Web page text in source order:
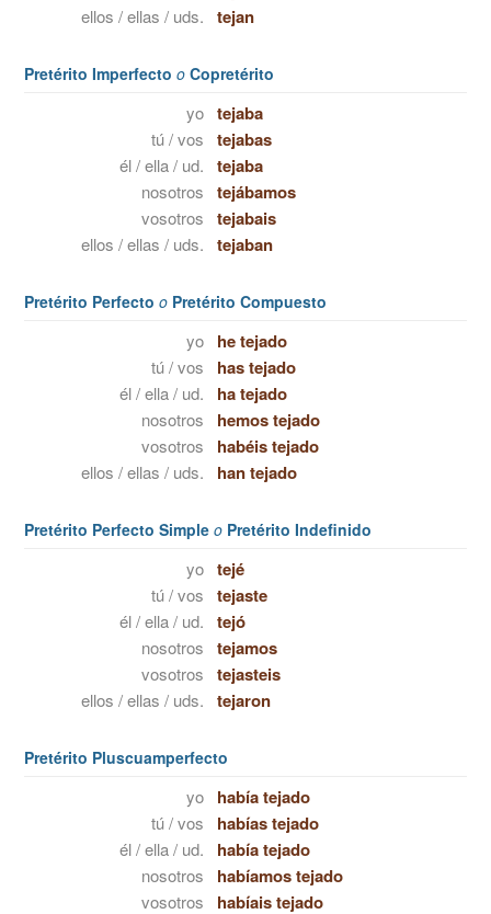
ellos / ellas / uds. tejan
Pretérito Imperfecto o Copretérito
yo tejaba
tú / vos tejabas
él / ella / ud. tejaba
nosotros tejábamos
vosotros tejabais
ellos / ellas / uds. tejaban
Pretérito Perfecto o Pretérito Compuesto
yo he tejado
tú / vos has tejado
él / ella / ud. ha tejado
nosotros hemos tejado
vosotros habéis tejado
ellos / ellas / uds. han tejado
Pretérito Perfecto Simple o Pretérito Indefinido
yo tejé
tú / vos tejaste
él / ella / ud. tejó
nosotros tejamos
vosotros tejasteis
ellos / ellas / uds. tejaron
Pretérito Pluscuamperfecto
yo había tejado
tú / vos habías tejado
él / ella / ud. había tejado
nosotros habíamos tejado
vosotros habíais tejado